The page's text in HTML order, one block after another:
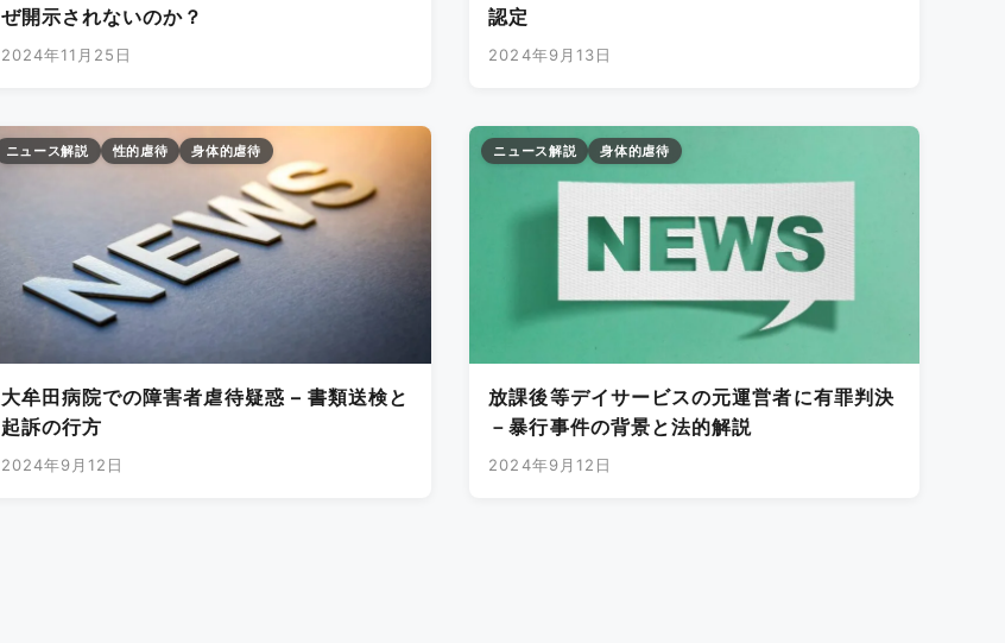
ぜ開示されないのか？
2024年11月25日
認定
2024年9月13日
ニュース解説 性的虐待 身体的虐待
大牟田病院での障害者虐待疑惑 – 書類送検と
起訴の行方
2024年9月12日
ニュース解説 身体的虐待
放課後等デイサービスの元運営者に有罪判決
－暴行事件の背景と法的解説
2024年9月12日